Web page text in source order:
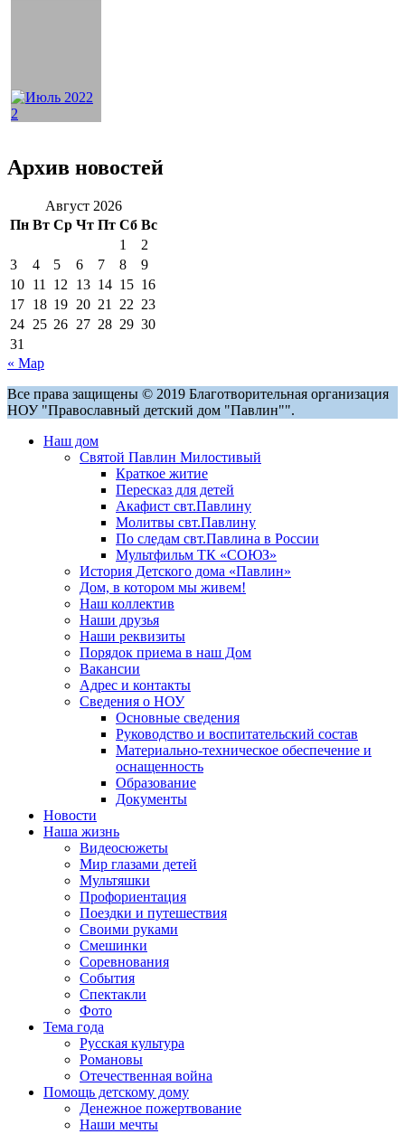
Архив новостей
Август 2026
Пн Вт Ср Чт Пт Сб Вс
1
2
3
4 5 6 7 8
9
10 11 12 13 14 15 16
17 18 19 20 21 22 23
24 25 26 27 28 29 30
31
« Мар
Все права защищены © 2019 Благотворительная организация
НОУ "Православный детский дом "Павлин"".
Наш дом
Святой Павлин Милостивый
Краткое житие
Пересказ для детей
Акафист свт.Павлину
Молитвы свт.Павлину
По следам свт.Павлина в России
Мультфильм ТК «СОЮЗ»
История Детского дома «Павлин»
Дом, в котором мы живем!
Наш коллектив
Наши друзья
Наши реквизиты
Порядок приема в наш Дом
Вакансии
Адрес и контакты
Сведения о НОУ
Основные сведения
Руководство и воспитательский состав
Материально-техническое обеспечение и
оснащенность
Образование
Документы
Новости
Наша жизнь
Видеосюжеты
Мир глазами детей
Мультяшки
Профориентация
Поездки и путешествия
Своими руками
Смешинки
Соревнования
События
Спектакли
Фото
Тема года
Русская культура
Романовы
Отечественная война
Помощь детскому дому
Денежное пожертвование
Наши мечты